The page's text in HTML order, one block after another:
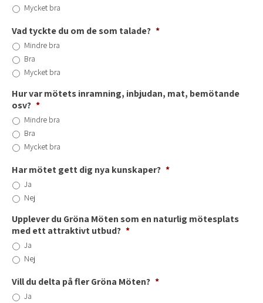
Mycket bra
Vad tyckte du om de som talade? *
Mindre bra
Bra
Mycket bra
Hur var mötets inramning, inbjudan, mat, bemötande
osv? *
Mindre bra
Bra
Mycket bra
Har mötet gett dig nya kunskaper? *
Ja
Nej
Upplever du Gröna Möten som en naturlig mötesplats
med ett attraktivt utbud? *
Ja
Nej
Vill du delta på fler Gröna Möten? *
Ja